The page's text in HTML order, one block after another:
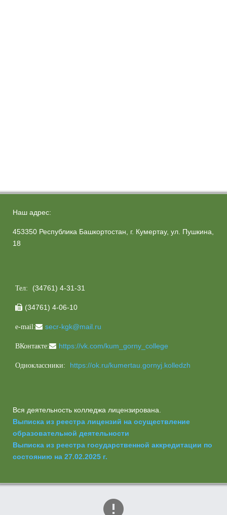
Наш адрес:
453350 Республика Башкортостан, г. Кумертау, ул. Пушкина,
18
Тел: (34761) 4-31-31
 (34761) 4-06-10
e-mail: secr-kgk@mail.ru
ВКонтакте: https://vk.com/kum_gorny_college
Одноклассники: https://ok.ru/kumertau.gornyj.kolledzh
Вся деятельность колледжа лицензирована.
Выписка из реестра лицензий на осуществление
образовательной деятельности
Выписка из реестра государственной аккредитации по
состоянию на 27.02.2025 г.